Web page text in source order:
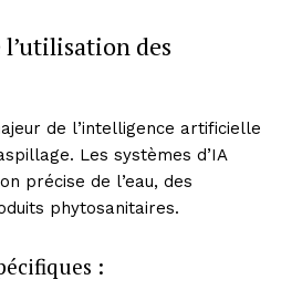
des
de l’intelligence artificielle
Les systèmes d’IA
précise de l’eau, des
phytosanitaires.
: